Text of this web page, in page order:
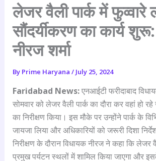
लेजर वैली पार्क में फुव्वारे
सौंदर्यीकरण का कार्य
नीरज शर्मा
By Prime Haryana / July 25, 2024
Faridabad News:एनआईटी फरीदाबाद
सोमवार को लेजर वैली पार्क का दौरा कर वहां हो रहे
का निरीक्षण किया। इस मौके पर उन्होंने पार्क के
जायजा लिया और अधिकारियों को जरूरी दिशा
निरीक्षण के दौरान विधायक नीरज ने कहा कि लेजर
प्रमुख पर्यटन स्थलों में शामिल किया जाएगा और